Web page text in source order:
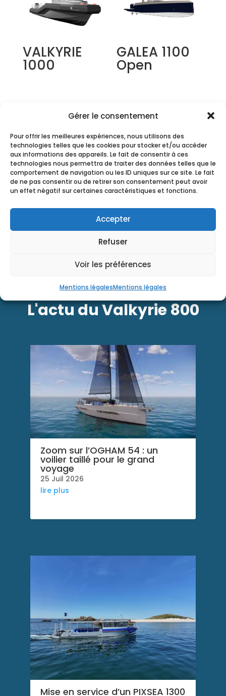
Gérer le consentement
Pour offrir les meilleures expériences, nous utilisons des
technologies telles que les cookies pour stocker et/ou accéder
aux informations des appareils. Le fait de consentir à ces
technologies nous permettra de traiter des données telles que le
comportement de navigation ou les ID uniques sur ce site. Le fait
de ne pas consentir ou de retirer son consentement peut avoir
un effet négatif sur certaines caractéristiques et fonctions.
Accepter
Refuser
Voir les préférences
Mentions légalesMentions légales
VALKYRIE
1000
GALEA 1100
Open
BAB 880 PRO FOXSEA 1000
L'actu du Valkyrie 800
Zoom sur l’OGHAM 54 : un
voilier taillé pour le grand
voyage
25 Juil 2026
lire plus
Mise en service d’un PIXSEA 1300